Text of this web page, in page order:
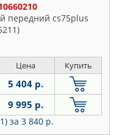
передний cs75plus
Цена Купить
5 404 р.
9 995 р.
за 3 840 р.